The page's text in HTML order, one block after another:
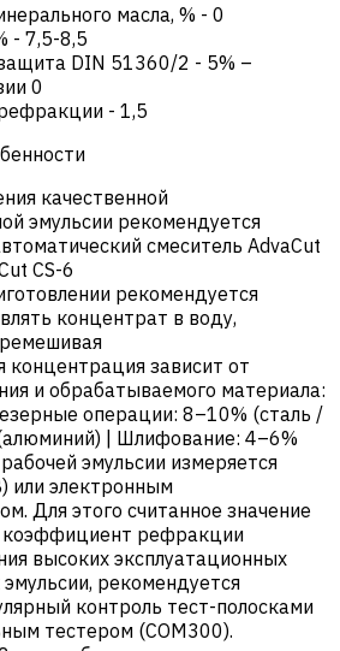
масла, % - 0
- 7,5-8,5
DIN 51360/2 - 5% –
0
- 1,5
качественной
эмульсии рекомендуется
смеситель AdvaCut
CS-6
рекомендуется
концентрат в воду,
концентрация зависит от
и обрабатываемого материала:
операции: 8–10% (сталь /
| Шлифование: 4–6%
эмульсии измеряется
или электронным
Для этого считанное значение
коэффициент рефракции
высоких эксплуатационных
рекомендуется
контроль тест-полосками
тестером (COM300).